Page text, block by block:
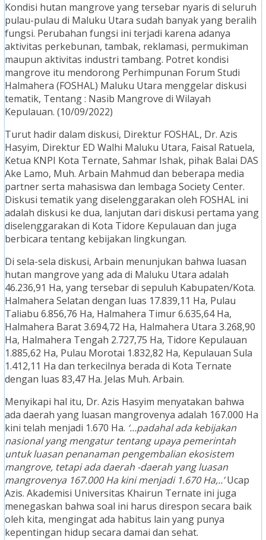
Kondisi hutan mangrove yang tersebar nyaris di seluruh
pulau-pulau di Maluku Utara sudah banyak yang beralih
fungsi. Perubahan fungsi ini terjadi karena adanya
aktivitas perkebunan, tambak, reklamasi, permukiman
maupun aktivitas industri tambang. Potret kondisi
mangrove itu mendorong Perhimpunan Forum Studi
Halmahera (FOSHAL) Maluku Utara menggelar diskusi
tematik, Tentang : Nasib Mangrove di Wilayah
Kepulauan. (10/09/2022)
Turut hadir dalam diskusi, Direktur FOSHAL, Dr. Azis
Hasyim, Direktur ED Walhi Maluku Utara, Faisal Ratuela,
Ketua KNPI Kota Ternate, Sahmar Ishak, pihak Balai DAS
Ake Lamo, Muh. Arbain Mahmud dan beberapa media
partner serta mahasiswa dan lembaga Society Center.
Diskusi tematik yang diselenggarakan oleh FOSHAL ini
adalah diskusi ke dua, lanjutan dari diskusi pertama yang
diselenggarakan di Kota Tidore Kepulauan dan juga
berbicara tentang kebijakan lingkungan.
Di sela-sela diskusi, Arbain menunjukan bahwa luasan
hutan mangrove yang ada di Maluku Utara adalah
46.236,91 Ha, yang tersebar di sepuluh Kabupaten/Kota.
Halmahera Selatan dengan luas 17.839,11 Ha, Pulau
Taliabu 6.856,76 Ha, Halmahera Timur 6.635,64 Ha,
Halmahera Barat 3.694,72 Ha, Halmahera Utara 3.268,90
Ha, Halmahera Tengah 2.727,75 Ha, Tidore Kepulauan
1.885,62 Ha, Pulau Morotai 1.832,82 Ha, Kepulauan Sula
1.412,11 Ha dan terkecilnya berada di Kota Ternate
dengan luas 83,47 Ha. Jelas Muh. Arbain.
Menyikapi hal itu, Dr. Azis Hasyim menyatakan bahwa
ada daerah yang luasan mangrovenya adalah 167.000 Ha
kini telah menjadi 1.670 Ha. ‘…padahal ada kebijakan
nasional yang mengatur tentang upaya pemerintah
untuk luasan penanaman pengembalian ekosistem
mangrove, tetapi ada daerah -daerah yang luasan
mangrovenya 167.000 Ha kini menjadi 1.670 Ha,..’Ucap
Azis. Akademisi Universitas Khairun Ternate ini juga
menegaskan bahwa soal ini harus direspon secara baik
oleh kita, mengingat ada habitus lain yang punya
kepentingan hidup secara damai dan sehat.